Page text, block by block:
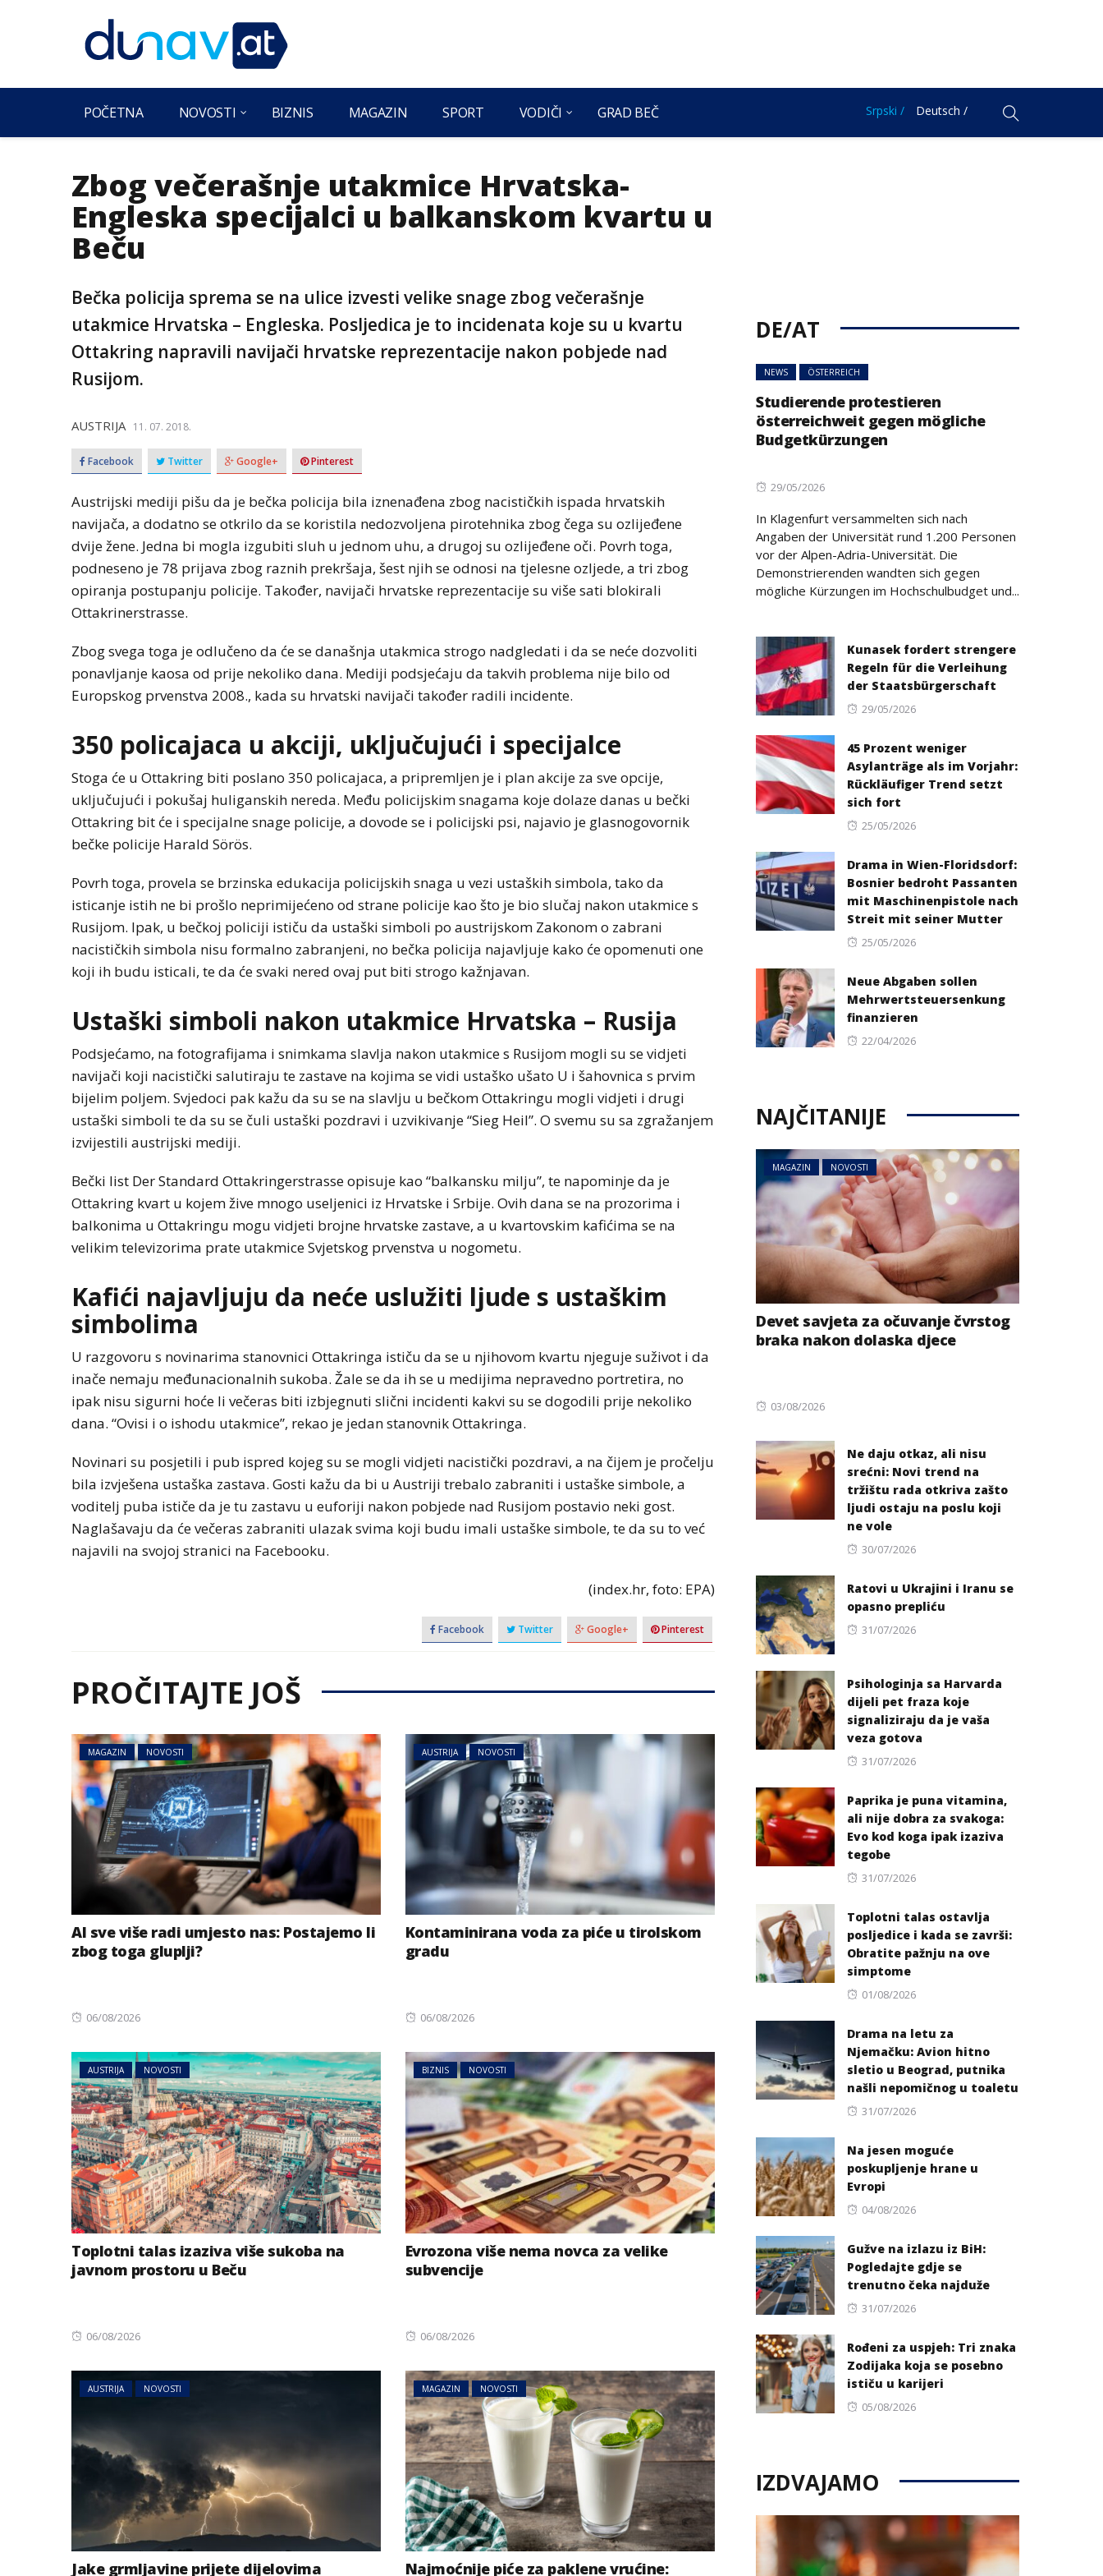
POČETNA NOVOSTI BIZNIS MAGAZIN SPORT VODIČI GRAD BEČ Srpski / Deutsch /
Zbog večerašnje utakmice Hrvatska-
Engleska specijalci u balkanskom kvartu u
Beču
Bečka policija sprema se na ulice izvesti velike snage zbog večerašnje
utakmice Hrvatska – Engleska. Posljedica je to incidenata koje su u kvartu
Ottakring napravili navijači hrvatske reprezentacije nakon pobjede nad
Rusijom.
AUSTRIJA 11. 07. 2018.
Facebook Twitter Google+ Pinterest
Austrijski mediji pišu da je bečka policija bila iznenađena zbog nacističkih ispada hrvatskih
navijača, a dodatno se otkrilo da se koristila nedozvoljena pirotehnika zbog čega su ozlijeđene
dvije žene. Jedna bi mogla izgubiti sluh u jednom uhu, a drugoj su ozlijeđene oči. Povrh toga,
podneseno je 78 prijava zbog raznih prekršaja, šest njih se odnosi na tjelesne ozljede, a tri zbog
opiranja postupanju policije. Također, navijači hrvatske reprezentacije su više sati blokirali
Ottakrinerstrasse.
Zbog svega toga je odlučeno da će se današnja utakmica strogo nadgledati i da se neće dozvoliti
ponavljanje kaosa od prije nekoliko dana. Mediji podsjećaju da takvih problema nije bilo od
Europskog prvenstva 2008., kada su hrvatski navijači također radili incidente.
350 policajaca u akciji, uključujući i specijalce
Stoga će u Ottakring biti poslano 350 policajaca, a pripremljen je i plan akcije za sve opcije,
uključujući i pokušaj huliganskih nereda. Među policijskim snagama koje dolaze danas u bečki
Ottakring bit će i specijalne snage policije, a dovode se i policijski psi, najavio je glasnogovornik
bečke policije Harald Sörös.
Povrh toga, provela se brzinska edukacija policijskih snaga u vezi ustaških simbola, tako da
isticanje istih ne bi prošlo neprimijećeno od strane policije kao što je bio slučaj nakon utakmice s
Rusijom. Ipak, u bečkoj policiji ističu da ustaški simboli po austrijskom Zakonom o zabrani
nacističkih simbola nisu formalno zabranjeni, no bečka policija najavljuje kako će opomenuti one
koji ih budu isticali, te da će svaki nered ovaj put biti strogo kažnjavan.
Ustaški simboli nakon utakmice Hrvatska – Rusija
Podsjećamo, na fotografijama i snimkama slavlja nakon utakmice s Rusijom mogli su se vidjeti
navijači koji nacistički salutiraju te zastave na kojima se vidi ustaško ušato U i šahovnica s prvim
bijelim poljem. Svjedoci pak kažu da su se na slavlju u bečkom Ottakringu mogli vidjeti i drugi
ustaški simboli te da su se čuli ustaški pozdravi i uzvikivanje “Sieg Heil”. O svemu su sa zgražanjem
izvijestili austrijski mediji.
Bečki list Der Standard Ottakringerstrasse opisuje kao “balkansku milju”, te napominje da je
Ottakring kvart u kojem žive mnogo useljenici iz Hrvatske i Srbije. Ovih dana se na prozorima i
balkonima u Ottakringu mogu vidjeti brojne hrvatske zastave, a u kvartovskim kafićima se na
velikim televizorima prate utakmice Svjetskog prvenstva u nogometu.
Kafići najavljuju da neće uslužiti ljude s ustaškim
simbolima
U razgovoru s novinarima stanovnici Ottakringa ističu da se u njihovom kvartu njeguje suživot i da
inače nemaju međunacionalnih sukoba. Žale se da ih se u medijima nepravedno portretira, no
ipak nisu sigurni hoće li večeras biti izbjegnuti slični incidenti kakvi su se dogodili prije nekoliko
dana. “Ovisi i o ishodu utakmice”, rekao je jedan stanovnik Ottakringa.
Novinari su posjetili i pub ispred kojeg su se mogli vidjeti nacistički pozdravi, a na čijem je pročelju
bila izvješena ustaška zastava. Gosti kažu da bi u Austriji trebalo zabraniti i ustaške simbole, a
voditelj puba ističe da je tu zastavu u euforiji nakon pobjede nad Rusijom postavio neki gost.
Naglašavaju da će večeras zabraniti ulazak svima koji budu imali ustaške simbole, te da su to već
najavili na svojoj stranici na Facebooku.
(index.hr, foto: EPA)
Facebook Twitter Google+ Pinterest
PROČITAJTE JOŠ
MAGAZIN NOVOSTI
AI sve više radi umjesto nas: Postajemo li
zbog toga gluplji?
Posted
06/08/2026
AUSTRIJA NOVOSTI
Kontaminirana voda za piće u tirolskom
gradu
Posted
06/08/2026
AUSTRIJA NOVOSTI
Toplotni talas izaziva više sukoba na
javnom prostoru u Beču
Posted
06/08/2026
BIZNIS NOVOSTI
Evrozona više nema novca za velike
subvencije
Posted
06/08/2026
AUSTRIJA NOVOSTI
Jake grmljavine prijete dijelovima
MAGAZIN NOVOSTI
Najmoćnije piće za paklene vrućine:
DE/AT
NEWS ÖSTERREICH
Studierende protestieren
österreichweit gegen mögliche
Budgetkürzungen
Posted
29/05/2026
In Klagenfurt versammelten sich nach
Angaben der Universität rund 1.200 Personen
vor der Alpen-Adria-Universität. Die
Demonstrierenden wandten sich gegen
mögliche Kürzungen im Hochschulbudget und...
Kunasek fordert strengere
Regeln für die Verleihung
der Staatsbürgerschaft
Posted
29/05/2026
45 Prozent weniger
Asylanträge als im Vorjahr:
Rückläufiger Trend setzt
sich fort
Posted
25/05/2026
Drama in Wien-Floridsdorf:
Bosnier bedroht Passanten
mit Maschinenpistole nach
Streit mit seiner Mutter
Posted
25/05/2026
Neue Abgaben sollen
Mehrwertsteuersenkung
finanzieren
Posted
22/04/2026
NAJČITANIJE
MAGAZIN NOVOSTI
Devet savjeta za očuvanje čvrstog
braka nakon dolaska djece
Posted
03/08/2026
Ne daju otkaz, ali nisu
srećni: Novi trend na
tržištu rada otkriva zašto
ljudi ostaju na poslu koji
ne vole
Posted
30/07/2026
Ratovi u Ukrajini i Iranu se
opasno prepliću
Posted
31/07/2026
Psihologinja sa Harvarda
dijeli pet fraza koje
signaliziraju da je vaša
veza gotova
Posted
31/07/2026
Paprika je puna vitamina,
ali nije dobra za svakoga:
Evo kod koga ipak izaziva
tegobe
Posted
31/07/2026
Toplotni talas ostavlja
posljedice i kada se završi:
Obratite pažnju na ove
simptome
Posted
01/08/2026
Drama na letu za
Njemačku: Avion hitno
sletio u Beograd, putnika
našli nepomičnog u toaletu
Posted
31/07/2026
Na jesen moguće
poskupljenje hrane u
Evropi
Posted
04/08/2026
Gužve na izlazu iz BiH:
Pogledajte gdje se
trenutno čeka najduže
Posted
31/07/2026
Rođeni za uspjeh: Tri znaka
Zodijaka koja se posebno
ističu u karijeri
Posted
05/08/2026
IZDVAJAMO